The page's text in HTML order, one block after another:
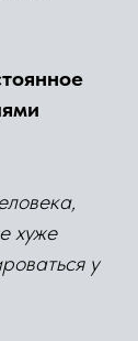
хуже
у